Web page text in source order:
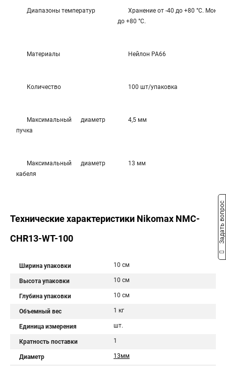
Диапазоны температур
Хранение от -40 до +80 °С.
до +80 °С.
Материалы Нейлон РА66
Количество 100 шт/упаковка
Максимальный диаметр
пучка
4,5 мм
Максимальный диаметр
кабеля
13 мм
Технические характеристики Nikomax NMC-
CHR13-WT-100
Ширина упаковки 10 см
Высота упаковки 10 см
Глубина упаковки 10 см
Объемный вес 1 кг
Единица измерения шт.
Кратность поставки 1
Диаметр 13мм
Задать вопрос